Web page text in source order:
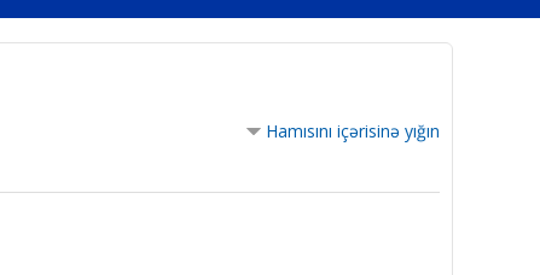
Hamısını içərisinə yığın